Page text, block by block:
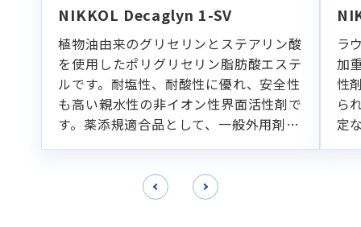
NIKKOL Decaglyn 1-SV
植物油由来のグリセリンとステアリン酸
を使用したポリグリセリン脂肪酸エステ
ルです。耐塩性、耐酸性に優れ、安全性
も高い親水性の非イオン性界面活性剤で
す。薬添規適合品として、一般外用剤の
乳化剤、可溶化剤として用いられていま
ラ
加
性
ら
定
の